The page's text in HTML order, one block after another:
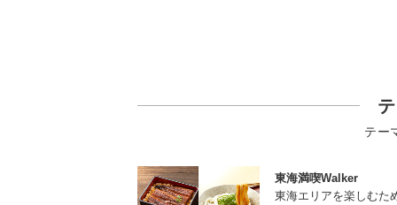
テー
東海満喫Walker
東海エリアを楽しむた